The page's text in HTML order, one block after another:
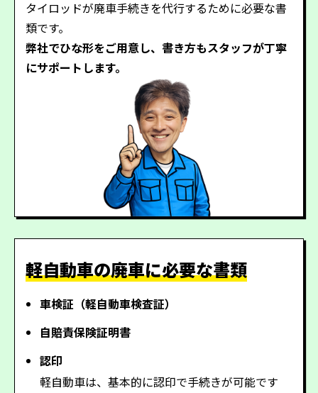
タイロッドが廃車手続きを代行するために必要な書
類です。
弊社でひな形をご用意し、書き方もスタッフが丁寧
にサポートします。
軽自動車の廃車に必要な書類
車検証（軽自動車検査証）
自賠責保険証明書
認印
軽自動車は、基本的に認印で手続きが可能です